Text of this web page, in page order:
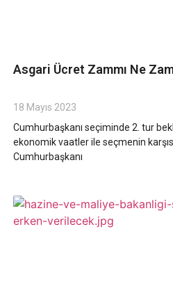
Asgari Ücret Zammı Ne
18 Mayıs 2023
Cumhurbaşkanı seçiminde 2. tur
ekonomik vaatler ile seçmenin
Cumhurbaşkanı